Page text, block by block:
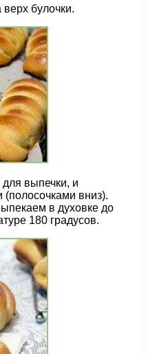
булочки.
выпечки, и
(полосочками вниз).
в духовке до
180 градусов.